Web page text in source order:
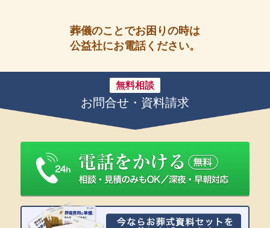
葬儀のことでお困りの時は
公益社にお電話ください。
無料相談
お問合せ・資料請求